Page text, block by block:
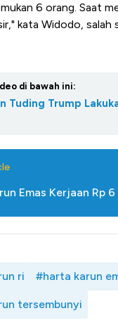
6 orang. Saat
kata Widodo,
di bawah ini:
Tuding Trump
Emas Kerjaan Rp
ri #harta karun
tersembunyi